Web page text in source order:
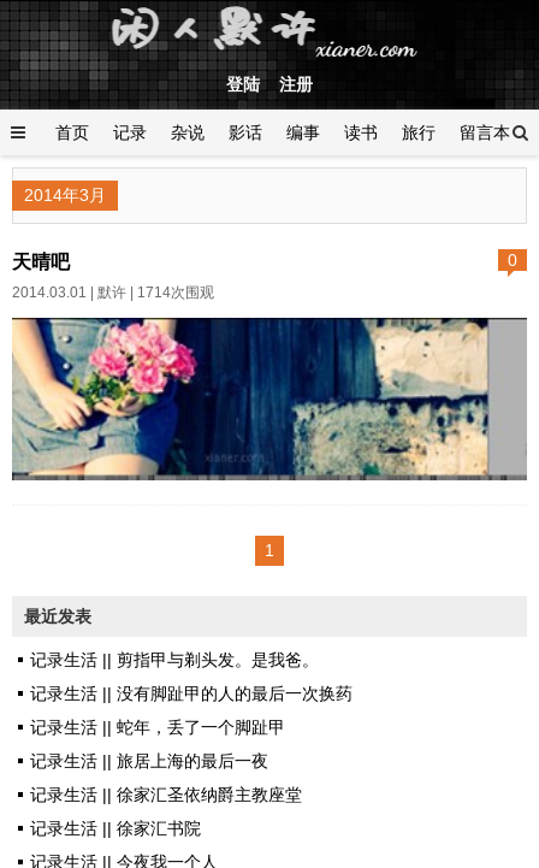
登陆 注册
首页 记录 杂说 影话 编事 读书 旅行 留言本
登陆
2014年3月
0
天晴吧
2014.03.01 | 默许 | 1714次围观
么，天气忽然变得阴冷多雨。尽
雨并不大。可心情也随着天气变
得郁郁寡欢。 嗯，是的。我
这几天又不好了。 往前数，
失眠了。我以为是锻炼改善了我
1
最近发表
记录生活 || 剪指甲与剃头发。是我爸。
记录生活 || 没有脚趾甲的人的最后一次换药
记录生活 || 蛇年，丢了一个脚趾甲
记录生活 || 旅居上海的最后一夜
记录生活 || 徐家汇圣依纳爵主教座堂
记录生活 || 徐家汇书院
记录生活 || 今夜我一个人